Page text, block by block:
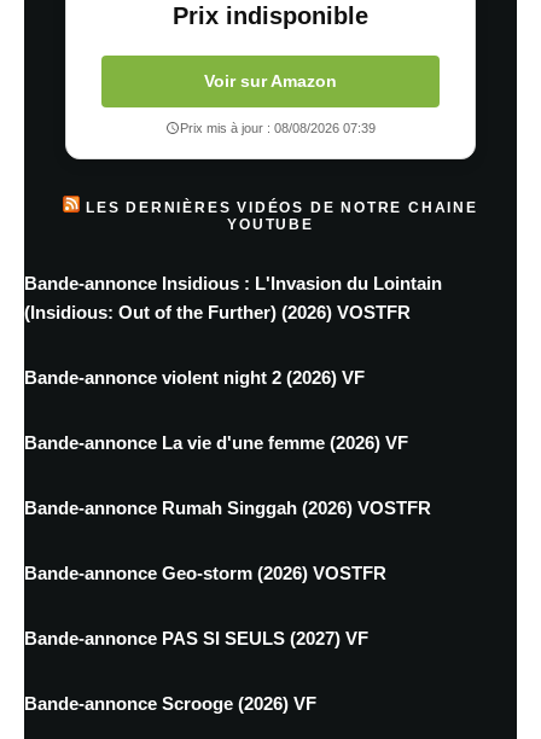
Prix indisponible
Voir sur Amazon
Prix mis à jour : 08/08/2026 07:39
LES DERNIÈRES VIDÉOS DE NOTRE CHAINE
YOUTUBE
Bande-annonce Insidious : L'Invasion du Lointain
(Insidious: Out of the Further) (2026) VOSTFR
Bande-annonce violent night 2 (2026) VF
Bande-annonce La vie d'une femme (2026) VF
Bande-annonce Rumah Singgah (2026) VOSTFR
Bande-annonce Geo-storm (2026) VOSTFR
Bande-annonce PAS SI SEULS (2027) VF
Bande-annonce Scrooge (2026) VF